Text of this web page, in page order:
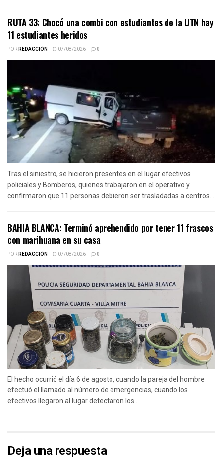
RUTA 33: Chocó una combi con estudiantes de la UTN hay
11 estudiantes heridos
PORREDACCIÓN 07/08/2026 0
Tras el siniestro, se hicieron presentes en el lugar efectivos
policiales y Bomberos, quienes trabajaron en el operativo y
confirmaron que 11 personas debieron ser trasladadas a centros...
BAHIA BLANCA: Terminó aprehendido por tener 11 frascos
con marihuana en su casa
PORREDACCIÓN 07/08/2026 0
El hecho ocurrió el día 6 de agosto, cuando la pareja del hombre
efectuó el llamado al número de emergencias, cuando los
efectivos llegaron al lugar detectaron los...
Deja una respuesta